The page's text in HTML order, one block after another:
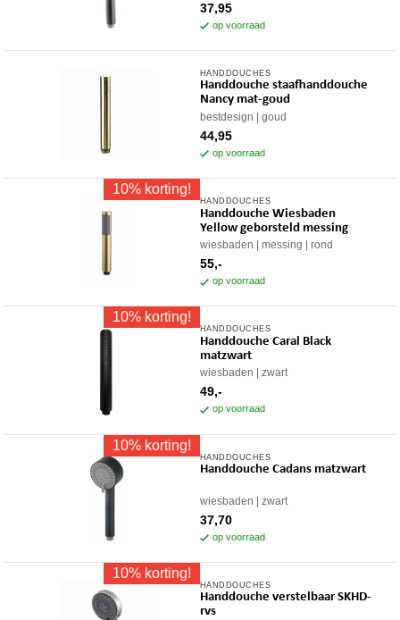
37,95
op voorraad
HANDDOUCHES
Handdouche staafhanddouche
Nancy mat-goud
bestdesign goud
44,95
op voorraad
10% korting!
HANDDOUCHES
Handdouche Wiesbaden
Yellow geborsteld messing
wiesbaden messing rond
55,-
op voorraad
10% korting!
HANDDOUCHES
Handdouche Caral Black
matzwart
wiesbaden zwart
49,-
op voorraad
10% korting!
HANDDOUCHES
Handdouche Cadans matzwart
wiesbaden zwart
37,70
op voorraad
10% korting!
HANDDOUCHES
Handdouche verstelbaar SKHD-
rvs